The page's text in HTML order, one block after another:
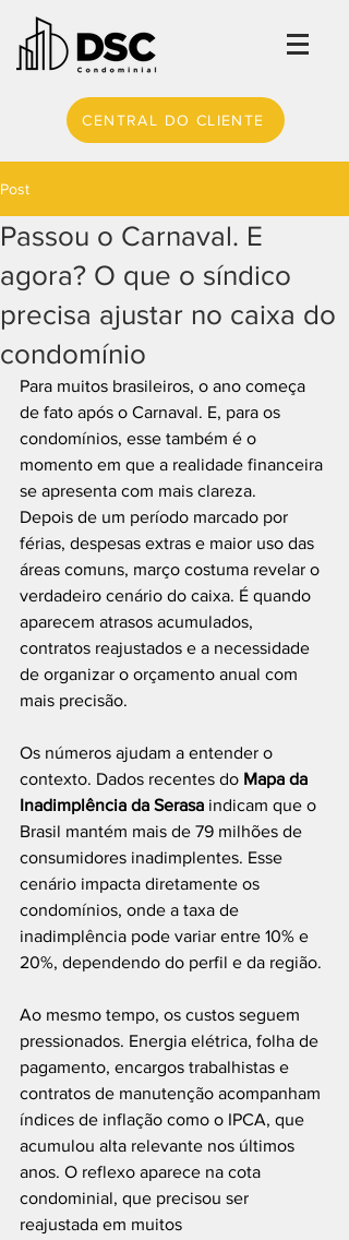
CENTRAL DO CLIENTE
Post
Passou o Carnaval. E
agora? O que o síndico
precisa ajustar no caixa do
condomínio
Para muitos brasileiros, o ano começa
de fato após o Carnaval. E, para os
condomínios, esse também é o
momento em que a realidade financeira
se apresenta com mais clareza.
Depois de um período marcado por
férias, despesas extras e maior uso das
áreas comuns, março costuma revelar o
verdadeiro cenário do caixa. É quando
aparecem atrasos acumulados,
contratos reajustados e a necessidade
de organizar o orçamento anual com
mais precisão.
Os números ajudam a entender o
contexto. Dados recentes do Mapa da
Inadimplência da Serasa indicam que o
Brasil mantém mais de 79 milhões de
consumidores inadimplentes. Esse
cenário impacta diretamente os
condomínios, onde a taxa de
inadimplência pode variar entre 10% e
20%, dependendo do perfil e da região.
Ao mesmo tempo, os custos seguem
pressionados. Energia elétrica, folha de
pagamento, encargos trabalhistas e
contratos de manutenção acompanham
índices de inflação como o IPCA, que
acumulou alta relevante nos últimos
anos. O reflexo aparece na cota
condominial, que precisou ser
reajustada em muitos